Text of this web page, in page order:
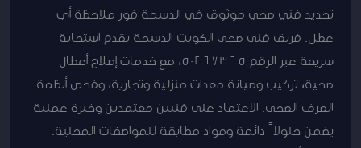
تحديد فني صحي موثوق في الدسمة فور ملاحظة أي
عطل. فريق فني صحي الكويت الدسمة يقدم استجابة
سريعة عبر الرقم 50267365، مع خدمات إصلاح أعطال
صحية، تركيب وصيانة معدات منزلية وتجارية، وفحص أنظمة
الصرف الصحي. الاعتماد على فنيين معتمدين وخبرة عملية
يضمن حلولاً دائمة ومواد مطابقة للمواصفات المحلية.